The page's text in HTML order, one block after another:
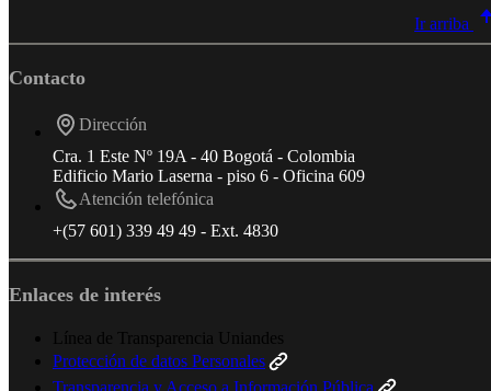
Ir arriba
Contacto
Dirección
Cra. 1 Este Nº 19A - 40 Bogotá - Colombia
Edificio Mario Laserna - piso 6 - Oficina 609
Atención telefónica
+(57 601) 339 49 49 - Ext. 4830
Enlaces de interés
Línea de Transparencia Uniandes
Protección de datos Personales
Transparencia y Acceso a Información Pública